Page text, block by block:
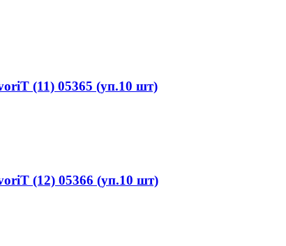
(11) 05365 (уп.10 шт)
(12) 05366 (уп.10 шт)